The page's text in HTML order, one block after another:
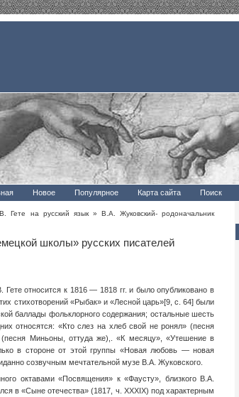
Новое Популярное Карта сайта Поиск
Гете на русский язык» В.А. Жуковский- родоначальник
школы» русских писателей
относится к 1816 — 1818 гг. и было опубликовано в
стихотворений «Рыбак» и «Лесной царь»[9, с. 64] были
баллады фольклорного содержания; остальные шесть
относятся: «Кто слез на хлеб свой не ронял» (песня
Миньоны, оттуда же),. «К месяцу», «Утешение в
в стороне от этой группы «Новая любовь — новая
созвучным мечтательной музе В.А. Жуковского.
октавами «Посвящения» к «Фаусту», близкого В.А.
в «Сыне отечества» (1817, ч. ХХХIХ) под характерным